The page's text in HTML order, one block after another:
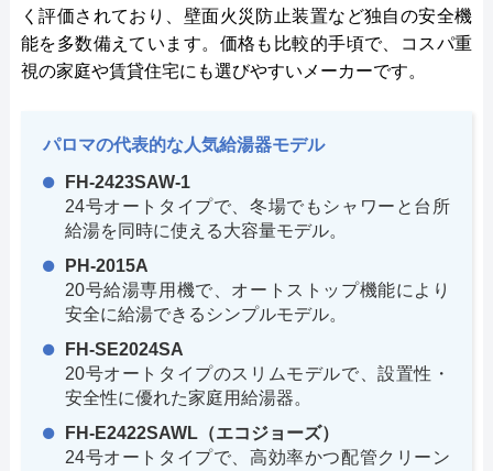
く評価されており、壁面火災防止装置など独自の安全機
能を多数備えています。価格も比較的手頃で、コスパ重
視の家庭や賃貸住宅にも選びやすいメーカーです。
パロマの代表的な人気給湯器モデル
FH-2423SAW-1
24号オートタイプで、冬場でもシャワーと台所
給湯を同時に使える大容量モデル。
PH-2015A
20号給湯専用機で、オートストップ機能により
安全に給湯できるシンプルモデル。
FH-SE2024SA
20号オートタイプのスリムモデルで、設置性・
安全性に優れた家庭用給湯器。
FH-E2422SAWL（エコジョーズ）
24号オートタイプで、高効率かつ配管クリーン